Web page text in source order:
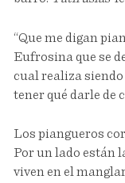
“Que me digan
Eufrosina que se
cual realiza
tener qué darle de
Los piangueros
Por un lado están
viven en el